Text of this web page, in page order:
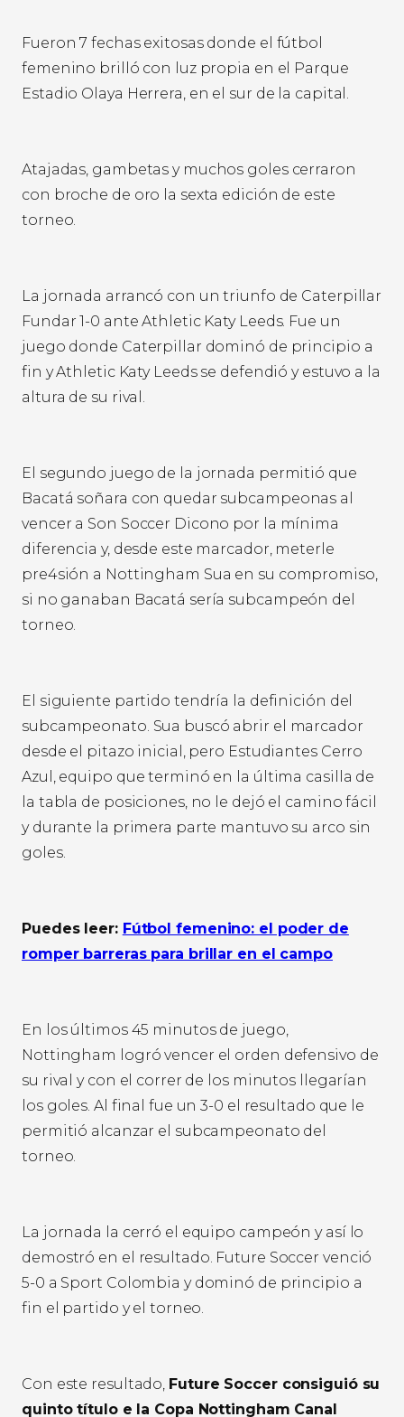
Fueron 7 fechas exitosas donde el fútbol
femenino brilló con luz propia en el Parque
Estadio Olaya Herrera, en el sur de la capital.
Atajadas, gambetas y muchos goles cerraron
con broche de oro la sexta edición de este
torneo.
La jornada arrancó con un triunfo de Caterpillar
Fundar 1-0 ante Athletic Katy Leeds. Fue un
juego donde Caterpillar dominó de principio a
fin y Athletic Katy Leeds se defendió y estuvo a la
altura de su rival.
El segundo juego de la jornada permitió que
Bacatá soñara con quedar subcampeonas al
vencer a Son Soccer Dicono por la mínima
diferencia y, desde este marcador, meterle
pre4sión a Nottingham Sua en su compromiso,
si no ganaban Bacatá sería subcampeón del
torneo.
El siguiente partido tendría la definición del
subcampeonato. Sua buscó abrir el marcador
desde el pitazo inicial, pero Estudiantes Cerro
Azul, equipo que terminó en la última casilla de
la tabla de posiciones, no le dejó el camino fácil
y durante la primera parte mantuvo su arco sin
goles.
Puedes leer: Fútbol femenino: el poder de
romper barreras para brillar en el campo
En los últimos 45 minutos de juego,
Nottingham logró vencer el orden defensivo de
su rival y con el correr de los minutos llegarían
los goles. Al final fue un 3-0 el resultado que le
permitió alcanzar el subcampeonato del
torneo.
La jornada la cerró el equipo campeón y así lo
demostró en el resultado. Future Soccer venció
5-0 a Sport Colombia y dominó de principio a
fin el partido y el torneo.
Con este resultado, Future Soccer consiguió su
quinto título e la Copa Nottingham Canal